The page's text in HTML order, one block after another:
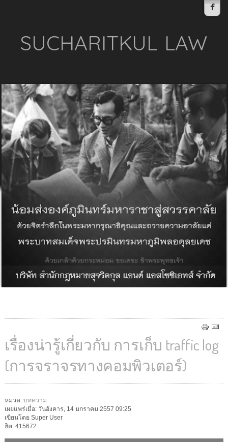
SUCHARITKUL LAW
เรื่องน่ารู้เกี่ยวกับ การเก็บ traffic log
(การจราจรทางคอมพิวเตอร์)
หมวด: บทความ
เผยแพร่เมื่อ: วันอังคาร, 14 มกราคม 2557 09:25
เขียนโดย Super User
ฮิต: 415672